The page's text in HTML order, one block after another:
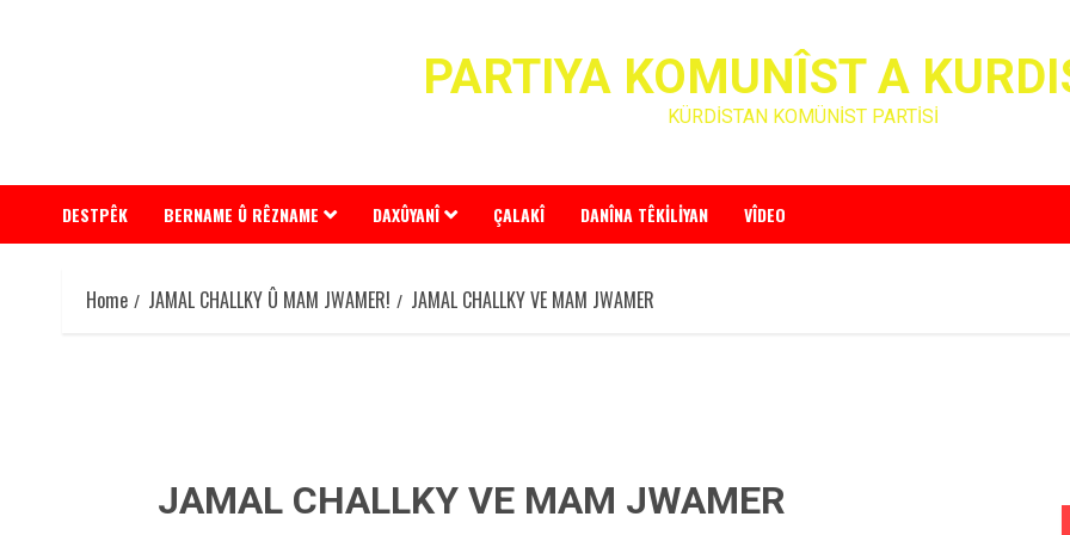
PARTIYA KOMUNÎST A
KÜRDİSTAN KOMÜNİST PARTİSİ
DESTPÊK BERNAME Û RÊZNAME DAXÛYANÎ ÇALAKÎ DANÎNA TÊKILIYAN VÎDEO
Home JAMAL CHALLKY Û MAM JWAMER! JAMAL CHALLKY VE MAM JWAMER
JAMAL CHALLKY VE MAM JWAMER